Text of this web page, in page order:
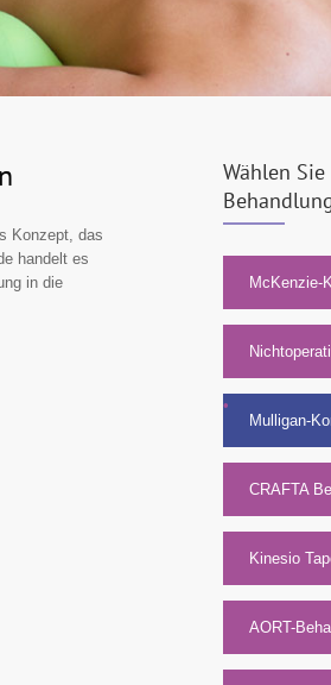
Konzept, das
handelt es
in die
Wählen
überspringen
McKenzie-
Mulligan-
CRAFTA
Kinesio
AORT-